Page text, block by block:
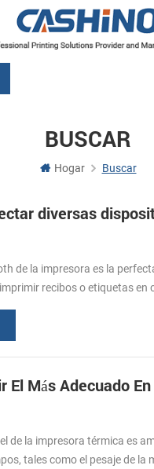
BUSCAR
Hogar Buscar
de la impresora es la
recibos o etiquetas en
de la impresora térmica es
tales como el pesaje de la